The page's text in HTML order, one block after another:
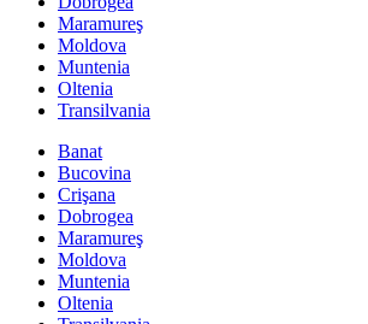
Maramureş
Moldova
Muntenia
Oltenia
Transilvania
Banat
Bucovina
Crişana
Dobrogea
Maramureş
Moldova
Muntenia
Oltenia